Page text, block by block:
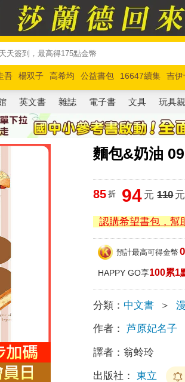
吾 楊双子 高希均 公益書包 16647續集 吉伊
路邊攤新作 馬斯克 玩具總動員5 超慢跑
英文書 雜誌 電子書 文具 玩具
麵包&奶油 09
85 折 94 元 110元
認購希望書包，幫
預計最高可得金幣 0
HAPPY GO享100累1
分類： 中文書 ＞
作者： 芦原妃名子
譯者：翁蛉玲
出版社： 東立